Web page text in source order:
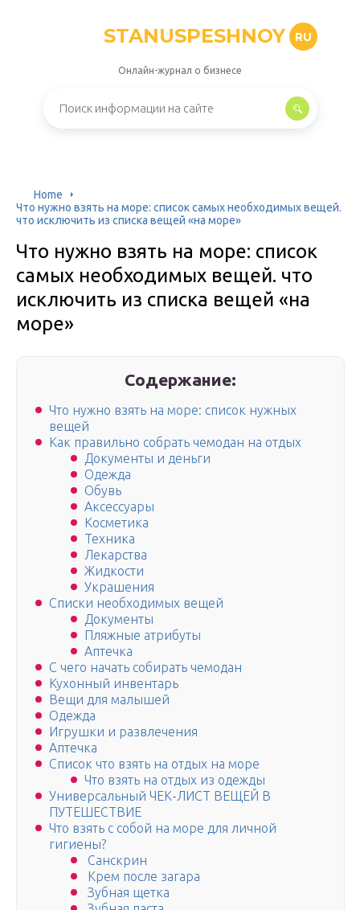
STANUSPESHNOY RU
Онлайн-журнал о бизнесе
Home
Что нужно взять на море: список самых необходимых вещей.
что исключить из списка вещей «на море»
Что нужно взять на море: список
самых необходимых вещей. что
исключить из списка вещей «на
море»
Содержание:
Что нужно взять на море: список нужных
вещей
Как правильно собрать чемодан на отдых
Документы и деньги
Одежда
Обувь
Аксессуары
Косметика
Техника
Лекарства
Жидкости
Украшения
Списки необходимых вещей
Документы
Пляжные атрибуты
Аптечка
С чего начать собирать чемодан
Кухонный инвентарь
Вещи для малышей
Одежда
Игрушки и развлечения
Аптечка
Список что взять на отдых на море
Что взять на отдых из одежды
Универсальный ЧЕК-ЛИСТ ВЕЩЕЙ В
ПУТЕШЕСТВИЕ
Что взять с собой на море для личной
гигиены?
Санскрин
Крем после загара
Зубная щетка